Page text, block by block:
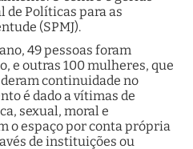
Políticas para as
(SPMJ).
49 pessoas foram
e outras 100 mulheres, que
continuidade no
é dado a vítimas de
sexual, moral e
o espaço por conta própria
de instituições ou